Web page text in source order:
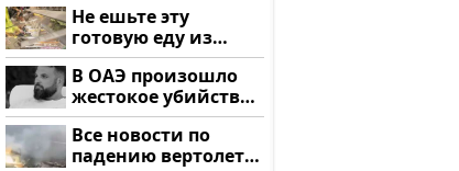
Не ешьте эту
готовую еду из
магазина: список
В ОАЭ произошло
жестокое убийство
криптомиллионера
Все новости по
падению вертолета